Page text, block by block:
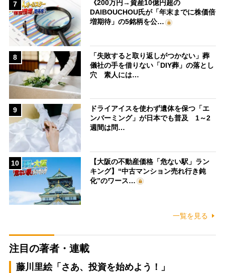
7
《200万円→資産10億円超の
DAIBOUCHOU氏が「年末までに株価倍
増期待」の5銘柄を公…
8
「失敗すると取り返しがつかない」葬
儀社の手を借りない「DIY葬」の落とし
穴 素人には…
9
ドライアイスを使わず遺体を保つ「エ
ンバーミング」が日本でも普及 1～2
週間は問…
10
【大阪の不動産価格「危ない駅」ラン
キング】“中古マンション売れ行き鈍
化”のワース…
一覧を見る
注目の著者・連載
藤川里絵「さあ、投資を始めよう！」